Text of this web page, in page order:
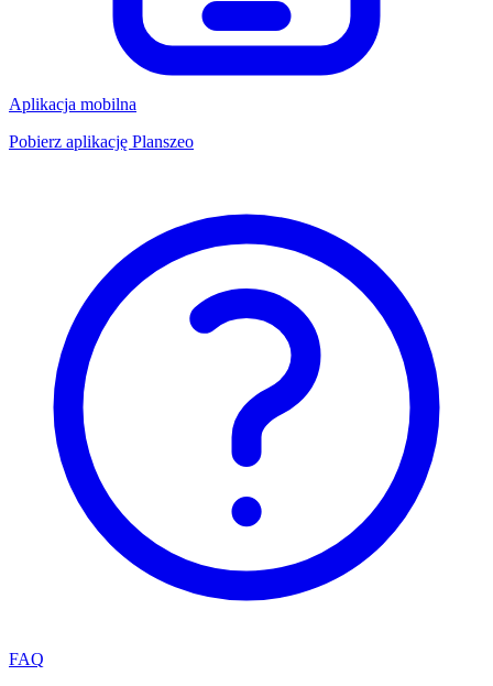
Aplikacja mobilna
Pobierz aplikację Planszeo
FAQ